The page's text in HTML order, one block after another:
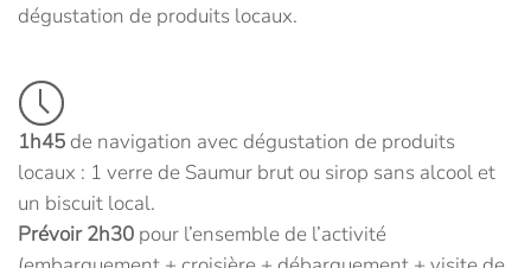
dégustation de produits locaux.
1h45 de navigation avec dégustation de produits
locaux : 1 verre de Saumur brut ou sirop sans alcool et
un biscuit local.
Prévoir 2h30 pour l’ensemble de l’activité